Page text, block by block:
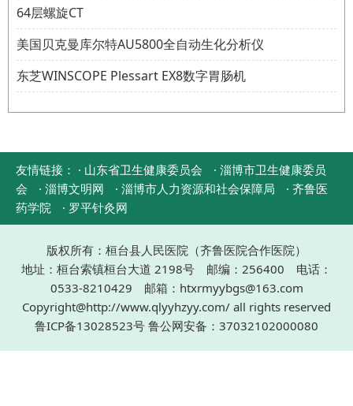
64层螺旋CT
美国贝克曼库尔特AU5800全自动生化分析仪
东芝WINSCOPE Plessart EX8数字胃肠机
友情链接： · 山东省卫生健康委员会
· 淄博市卫生健康委员
会
· 淄博文明网 · 淄博市人力资源和社会保障局
· 齐鲁医
药学院
· 罗平针灸网
版权所有：桓台县人民医院（齐鲁医院合作医院）
地址：桓台索镇桓台大道 2198号 邮编：256400 电话：
0533-8210429 邮箱：htxrmyybgs@163.com
Copyright@http://www.qlyyhzyy.com/ all rights reserved
鲁ICP备13028523号 鲁公网安备：37032102000080